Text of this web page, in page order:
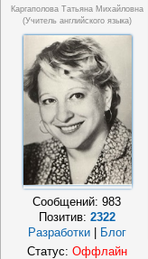
Каргаполова Татьяна Михайловна
(учитель английского языка)
Сообщений:983
Позитив: 2322
Разработки
Блог
Статус: Оффлайн